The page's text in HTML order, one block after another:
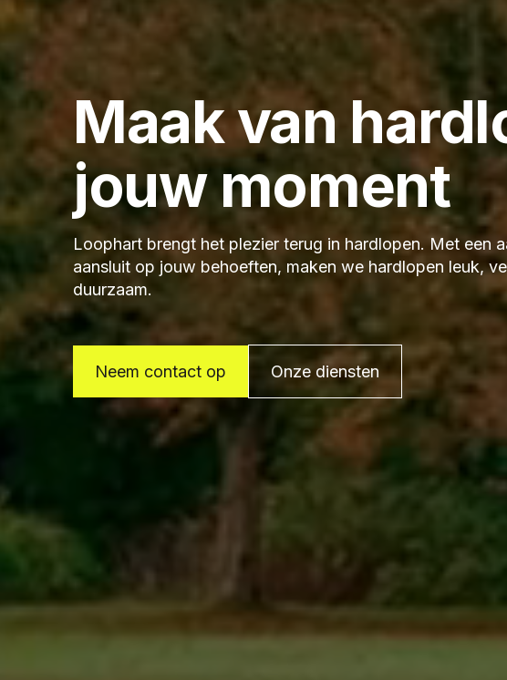
Maak van
jouw moment
Loophart brengt het plezier terug in hardlopen. Met een
aansluit op jouw behoeften, maken we hardlopen leuk,
duurzaam.
Neem contact op
Neem contact op
Onze diensten
Onze diensten